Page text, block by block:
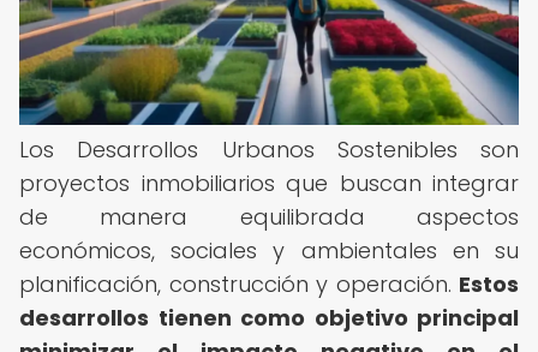
Los Desarrollos Urbanos Sostenibles son
proyectos inmobiliarios que buscan integrar
de manera equilibrada aspectos
económicos, sociales y ambientales en su
planificación, construcción y operación. Estos
desarrollos tienen como objetivo principal